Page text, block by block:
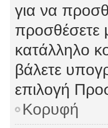
για να
προσθέσετε
κατάλληλο
βάλετε
επιλογή
Κορυφή